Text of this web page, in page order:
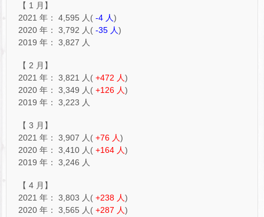
【 1 月】
2021 年： 4,595 人( -4 人)
2020 年： 3,792 人( -35 人)
2019 年： 3,827 人
【 2 月】
2021 年： 3,821 人( +472 人)
2020 年： 3,349 人( +126 人)
2019 年： 3,223 人
【 3 月】
2021 年： 3,907 人( +76 人)
2020 年： 3,410 人( +164 人)
2019 年： 3,246 人
【 4 月】
2021 年： 3,803 人( +238 人)
2020 年： 3,565 人( +287 人)